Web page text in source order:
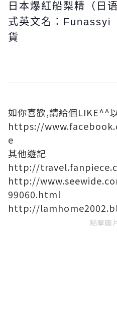
日本爆紅船梨精（日
式英文名：Funassyi
貨
如你喜歡,請給個LIKE^^
https://
e
其他遊記
http://
http://
99060.html
http://
點擊圖